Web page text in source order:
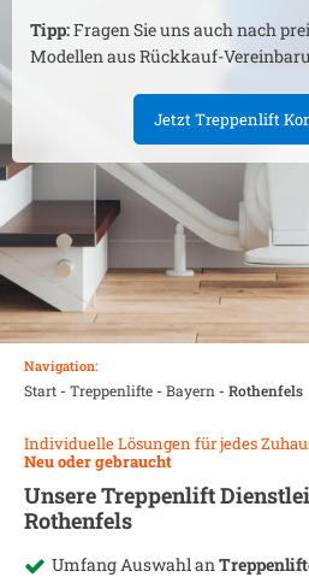
Tipp:Fragen Sie uns auch nach
Modellen aus Rückkauf-
Jetzt Treppenlift
Navigation:
Start- Treppenlifte- Bayern - Rothenfels
Individuelle Lösungen für jedes
Neu oder gebraucht
Unsere Treppenlift
Rothenfels
Umfang Auswahl an